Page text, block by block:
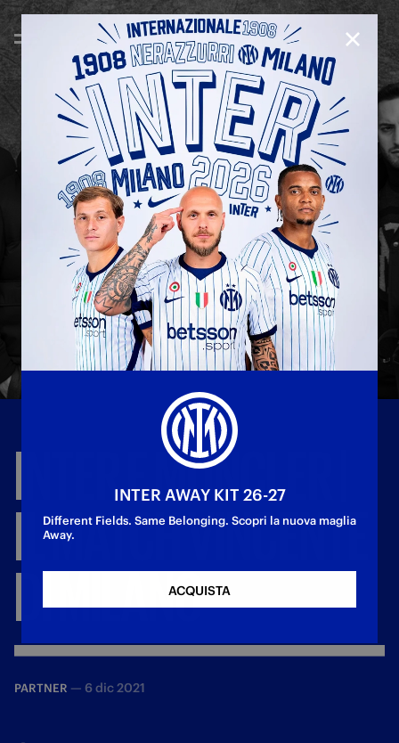
INTEREMONCLER
ILMATCHVINCENTE
DIMILANO
PARTNER — 6 dic 2021
INTER AWAY KIT 26-27
Different Fields. Same Belonging. Scopri la nuova maglia
Away.
ACQUISTA